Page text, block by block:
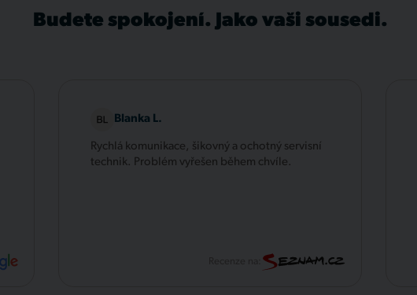
Budete spokojení. Jako vaši sousedi.
Blanka L.
Rychlá komunikace, šikovný a ochotný servisní
technik. Problém vyřešen během chvíle.